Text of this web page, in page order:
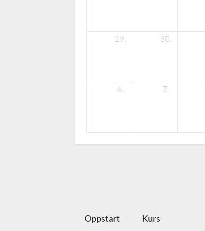
29. 30.
6. 7.
Oppstart Kurs